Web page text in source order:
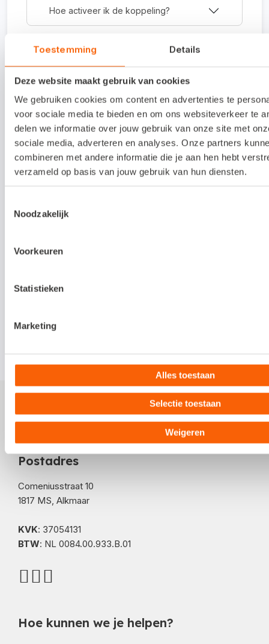
Toestemming Details
Deze website maakt gebruik van cookies
We gebruiken cookies om content en advertenties te
voor sociale media te bieden en om ons websiteverkeer te
delen we informatie over jouw gebruik van onze site met
sociale media, adverteren en analyses. Onze partners
combineren met andere informatie die je aan hen hebt
verzameld op basis van jouw gebruik van hun diensten.
Noodzakelijk
Voorkeuren
Statistieken
Marketing
Alles toestaan
Selectie toestaan
Weigeren
Hoe activeer ik de koppeling?
Waar kan ik meer informatie vinden
over de koppeling?
Over S for Software
S for Software is een softwarebedrijf dat zich
specialiseert in aanvullingen op het
boekhoudprogramma Snelstart. Al ruim 10 jaar zijn
software.
Deze content is aangeleverd door onze
Postadres
Comeniusstraat 10
1817 MS, Alkmaar
KVK: 37054131
BTW: NL 0084.00.933.B.01
Hoe kunnen we je helpen?